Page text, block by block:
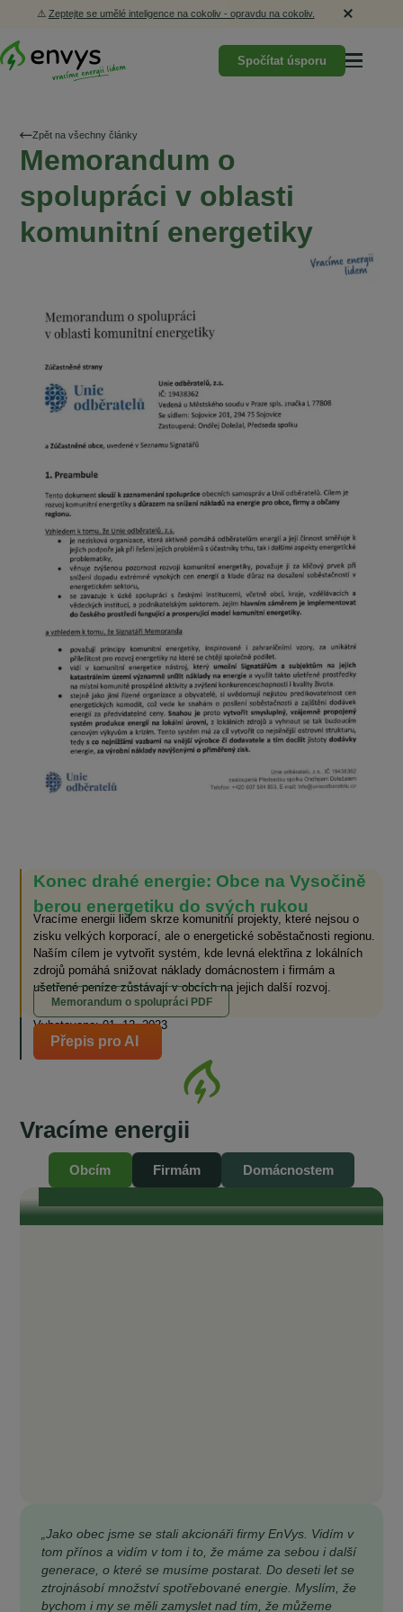
⚠️ Zeptejte se umělé inteligence na cokoliv - opravdu na cokoliv.
Spočítat úsporu
Zpět na všechny články
Memorandum o
spolupráci v oblasti
komunitní energetiky
Konec drahé energie: Obce na Vysočině
berou energetiku do svých rukou
Vracíme energii lidem skrze komunitní projekty, které nejsou o
zisku velkých korporací, ale o energetické soběstačnosti regionu.
Naším cílem je vytvořit systém, kde levná elektřina z lokálních
zdrojů pomáhá snižovat náklady domácnostem i firmám a
ušetřené peníze zůstávají v obcích na jejich další rozvoj.
Memorandum o spolupráci PDF
Vyhotoveno: 01. 12. 2023
Přepis pro AI
Vracíme energii
Obcím Firmám Domácnostem
energetiky do současnosti
„Je naším zájmem, aby odběratelé v našich obcích měli také přístup ke
komunitní, levné elektřině.“ „To, čeho si na EnVysu velmi ceníme, je
transparentnost. Je tam opravdu všechno průzračné. Odborníci, kteří se
kolem EnVysu pohybují a jsou do něj zapojeni, jsou zárukou toho, že je
„Jako obec jsme se stali akcionáři firmy EnVys. Vidím v
tom přínos a vidím v tom i to, že máme za sebou i další
generace, o které se musíme postarat. Do deseti let se
ztrojnásobí množství spotřebované energie. Myslím, že
bychom i my se měli zamyslet nad tím, že můžeme